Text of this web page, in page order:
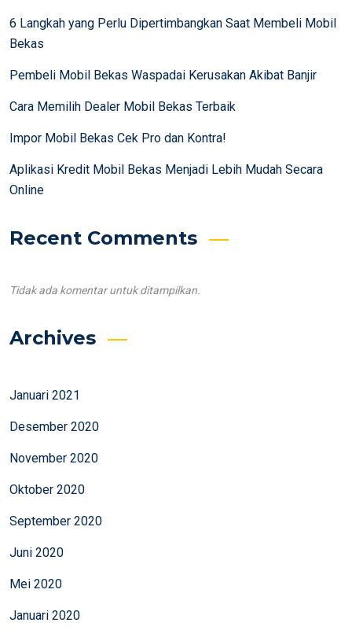
6 Langkah yang Perlu Dipertimbangkan Saat Membeli Mobil
Bekas
Pembeli Mobil Bekas Waspadai Kerusakan Akibat Banjir
Cara Memilih Dealer Mobil Bekas Terbaik
Impor Mobil Bekas Cek Pro dan Kontra!
Aplikasi Kredit Mobil Bekas Menjadi Lebih Mudah Secara
Online
Recent Comments
Tidak ada komentar untuk ditampilkan.
Archives
Januari 2021
Desember 2020
November 2020
Oktober 2020
September 2020
Juni 2020
Mei 2020
Januari 2020